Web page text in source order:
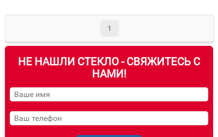
1
НЕ НАШЛИ СТЕКЛО - СВЯЖИТЕСЬ С
НАМИ!